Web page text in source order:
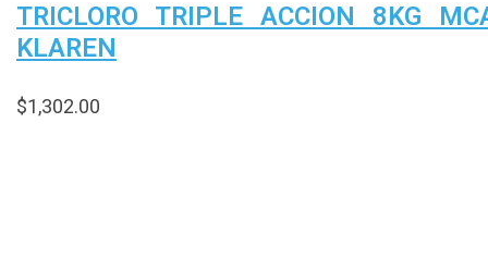
TRICLORO TRIPLE ACCION 8KG
KLAREN
$1,302.00